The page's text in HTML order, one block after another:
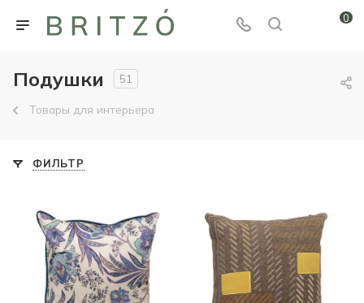
0
Подушки 51
Товары для интерьера
ФИЛЬТР